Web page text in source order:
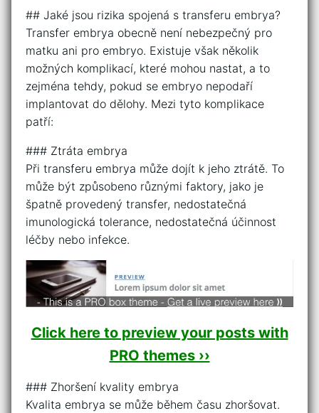
## Jaké jsou rizika spojená s transferu embrya?
Transfer embrya obecně není nebezpečný pro
matku ani pro embryo. Existuje však několik
možných komplikací, které mohou nastat, a to
zejména tehdy, pokud se embryo nepodaří
implantovat do dělohy. Mezi tyto komplikace
patří:
### Ztráta embrya
Při transferu embrya může dojít k jeho ztrátě. To
může být způsobeno různými faktory, jako je
špatně provedený transfer, nedostatečná
imunologická tolerance, nedostatečná účinnost
léčby nebo infekce.
Click here to preview your posts with
PRO themes ››
### Zhoršení kvality embrya
Kvalita embrya se může během času zhoršovat.